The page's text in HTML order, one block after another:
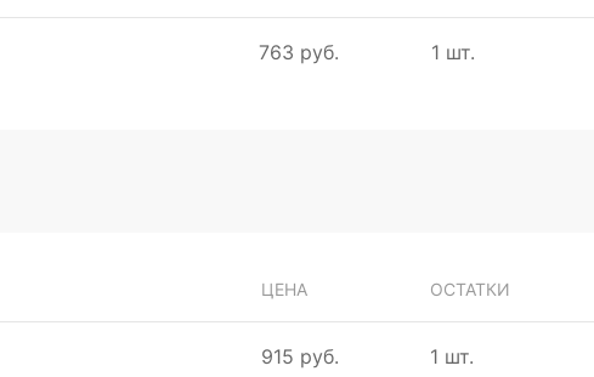
763 руб. 1 шт.
ЦЕНА ОСТАТКИ
915 руб. 1 шт.